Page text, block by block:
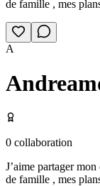
de famille , mes
A
0 collaboration
J’aime partager
de famille , mes